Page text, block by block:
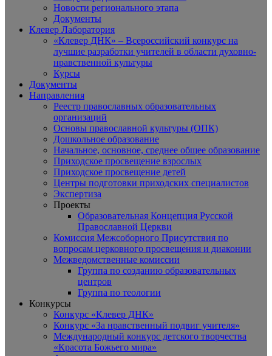
Новости регионального этапа
Документы
Клевер Лаборатория
«Клевер ДНК» – Всероссийский конкурс на
лучшие разработки учителей в области духовно-
нравственной культуры
Курсы
Документы
Направления
Реестр православных образовательных
организаций
Основы православной культуры (ОПК)
Дошкольное образование
Начальное, основное, среднее общее образование
Приходское просвещение взрослых
Приходское просвещение детей
Центры подготовки приходских специалистов
Экспертиза
Проекты
Образовательная Концепция Русской
Православной Церкви
Комиссия Межсоборного Присутствия по
вопросам церковного просвещения и диаконии
Межведомственные комиссии
Группа по созданию образовательных
центров
Группа по теологии
Конкурсы
Конкурс «Клевер ДНК»
Конкурс «За нравственный подвиг учителя»
Международный конкурс детского творчества
«Красота Божьего мира»